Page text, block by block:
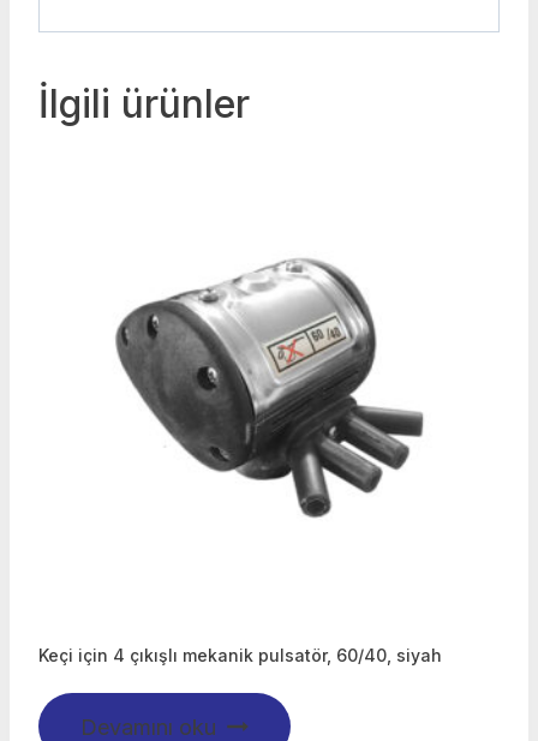
İlgili ürünler
Keçi için 4 çıkışlı mekanik pulsatör, 60/40, siyah
Devamını oku